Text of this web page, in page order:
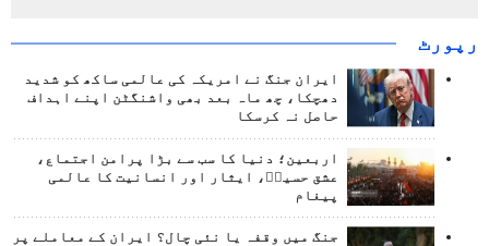
رپورٹ
ایران جنگ نے امریکہ کی عالمی ساکھ کو شدید
دھچکا، چھ ماہ بعد بھی واشنگٹن اپنے اہداف
حاصل نہ کرسکا
اربعین؛ دنیا کا سب سے بڑا پرامن اجتماع،
عشق حسینؑ، ایثار اور انسانیت کا عالمی
پیغام
جنگ میں وقفہ یا نئی چال؟ ایران کے معاملے پر